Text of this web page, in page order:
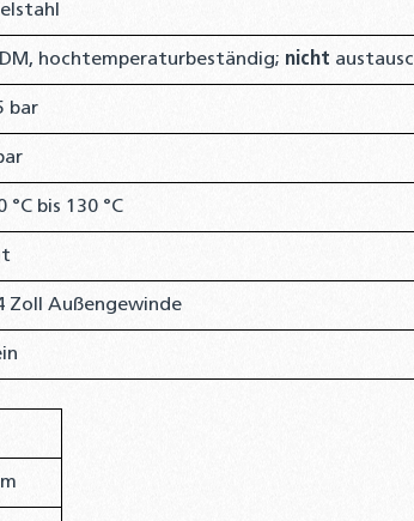
hochtemperaturbeständig; nicht
bar
°C bis 130 °C
Zoll Außengewinde